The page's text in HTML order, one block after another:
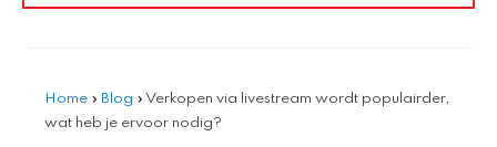
Home » Blog » Verkopen via livestream wordt populairder,
wat heb je ervoor nodig?